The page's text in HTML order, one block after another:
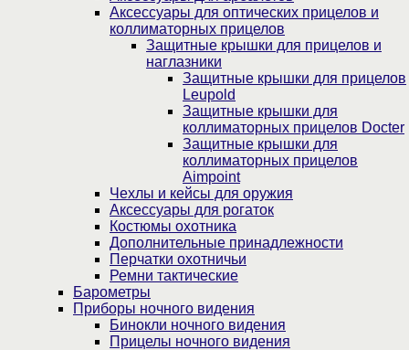
Аксессуары для оптических прицелов и
коллиматорных прицелов
Защитные крышки для прицелов и
наглазники
Защитные крышки для прицелов
Leupold
Защитные крышки для
коллиматорных прицелов Docter
Защитные крышки для
коллиматорных прицелов
Aimpoint
Чехлы и кейсы для оружия
Аксессуары для рогаток
Костюмы охотника
Дополнительные принадлежности
Перчатки охотничьи
Ремни тактические
Барометры
Приборы ночного видения
Бинокли ночного видения
Прицелы ночного видения